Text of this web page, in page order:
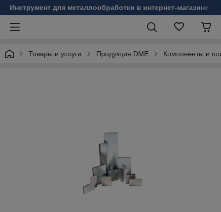
Инструмент для металлообработки в интернет-магазине
Товары и услуги Продукция DME Компоненты и